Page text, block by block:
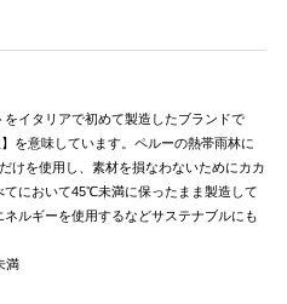
イタリアで初めて製造したブランドで
を意味しています。ペルーの熱帯雨林に
けを使用し、素材を損なわないためにカカ
において45℃未満に保ったまま製造して
ルギーを使用するなどサステナブルにも
満